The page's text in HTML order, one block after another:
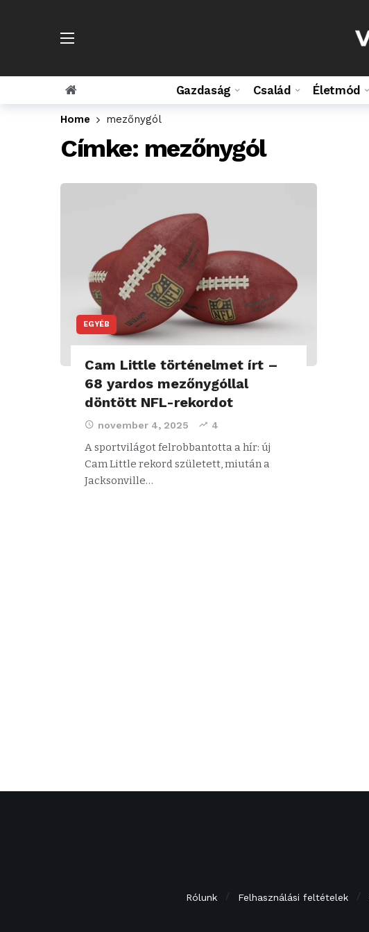
Gazdaság Család Életmód
Home mezőnygól
Címke: mezőnygól
EGYÉB
Cam Little történelmet írt –
68 yardos mezőnygóllal
döntött NFL-rekordot
november 4, 2025 4
A sportvilágot felrobbantotta a hír: új
Cam Little rekord született, miután a
Jacksonville…
Rólunk Felhasználási feltételek